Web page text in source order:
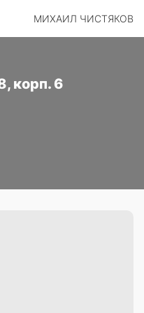
МИХАИЛ ЧИСТЯКОВ
корп. 6